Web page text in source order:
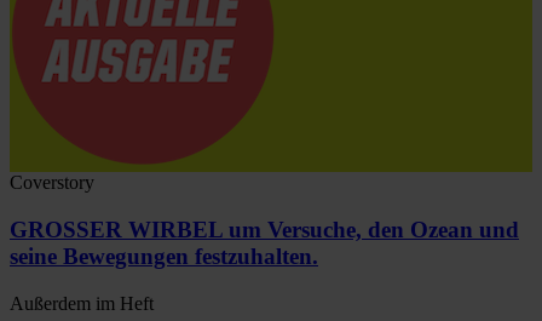
Coverstory
GROSSER WIRBEL um Versuche, den Ozean und
seine Bewegungen festzuhalten.
Außerdem im Heft